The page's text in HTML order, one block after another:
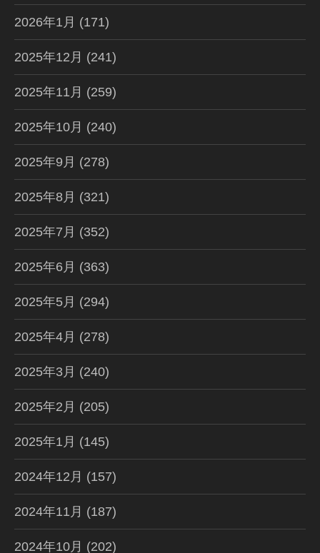
2026年1月 (171)
2025年12月 (241)
2025年11月 (259)
2025年10月 (240)
2025年9月 (278)
2025年8月 (321)
2025年7月 (352)
2025年6月 (363)
2025年5月 (294)
2025年4月 (278)
2025年3月 (240)
2025年2月 (205)
2025年1月 (145)
2024年12月 (157)
2024年11月 (187)
2024年10月 (202)